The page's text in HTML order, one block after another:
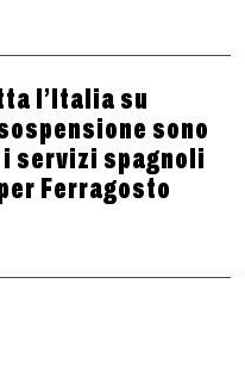
l’Italia su
sono
servizi spagnoli
Ferragosto